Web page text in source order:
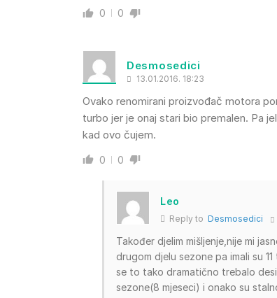
0 0
Desmosedici
13.01.2016. 18:23
Ovako renomirani proizvođač motora
turbo jer je onaj stari bio premalen. Pa
kad ovo čujem.
0 0
Leo
Reply to Desmosedici
Također djelim mišljenje,nije mi
drugom djelu sezone pa imali su
se to tako dramatično trebalo
sezone(8 mjeseci) i onako su